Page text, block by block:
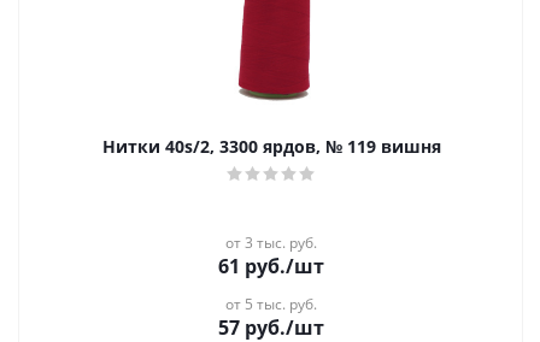
Нитки 40s/2, 3300 ярдов, № 119 вишня
от 3 тыс. руб.
61 руб./шт
от 5 тыс. руб.
57 руб./шт